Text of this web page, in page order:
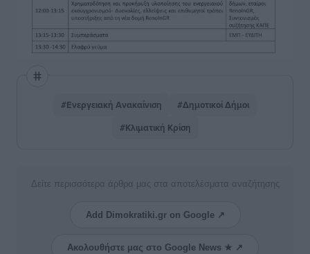
#Ενεργειακή Ανακαίνιση
#Δημοτικοί Δήμοι
#Κλιματική Κρίση
Δείτε περισσότερα άρθρα μας στα αποτελέσματα αναζήτησης
Add Dimokratiki.gr on Google ↗
Ακολουθήστε μας στο Google News ★ ↗